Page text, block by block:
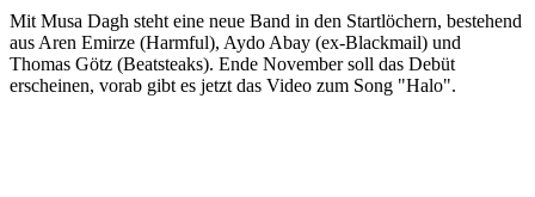
Mit Musa Dagh steht eine neue Band in den Startlöchern, bestehend
aus Aren Emirze (Harmful), Aydo Abay (ex-Blackmail) und
Thomas Götz (Beatsteaks). Ende November soll das Debüt
erscheinen, vorab gibt es jetzt das Video zum Song "Halo".